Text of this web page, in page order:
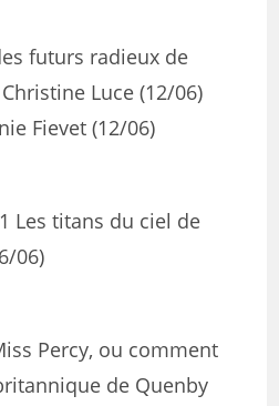
futurs radieux de
Luce (12/06)
Fievet (12/06)
Les titans du ciel de
06)
Percy, ou comment
de Quenby